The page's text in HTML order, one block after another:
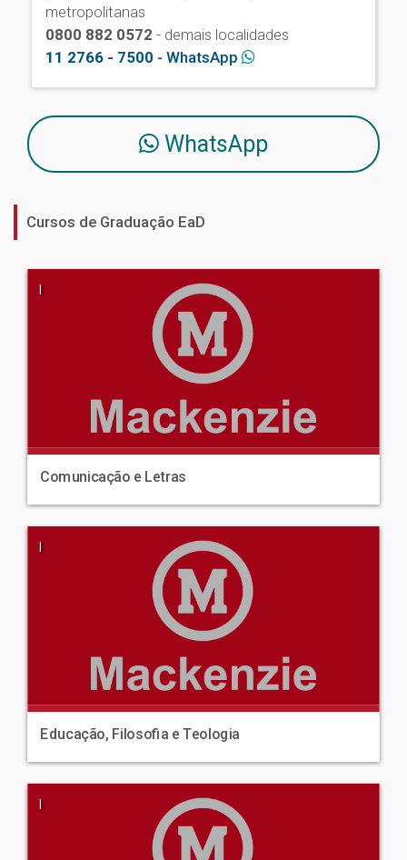
metropolitanas
0800 882 0572 - demais localidades
11 2766 - 7500 - WhatsApp
WhatsApp
Cursos de Graduação EaD
|
Comunicação e Letras
|
Educação, Filosofia e Teologia
|